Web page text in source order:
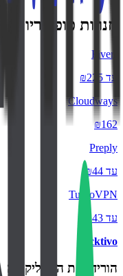
חנויות פופולריות
Fiverr
עד ₪225
Cloudways
₪162
Preply
עד ₪44
TurboVPN
עד ₪43
backtivo
הורידו את האפליקציה